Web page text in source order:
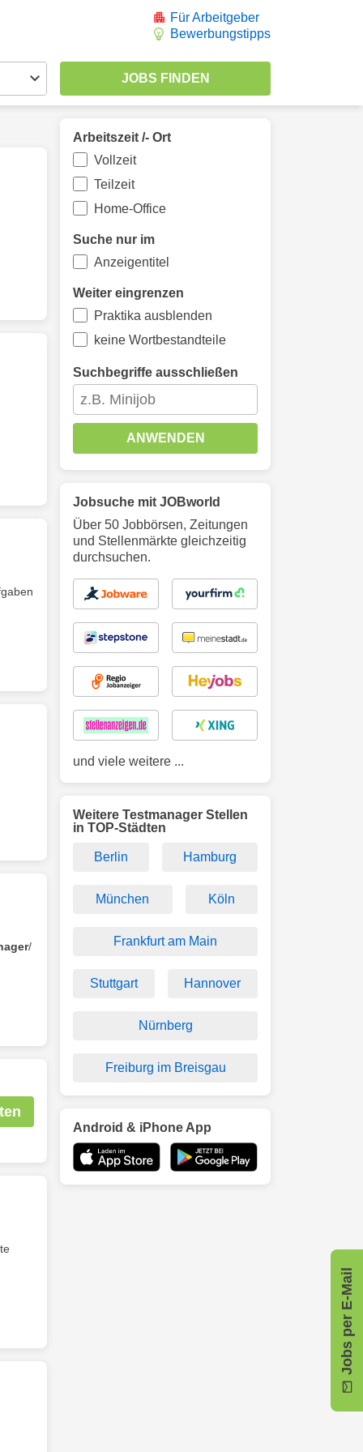
Für Arbeitgeber
Bewerbungstipps
/
Jobs per E-Mail
Arbeitszeit /- Ort
Vollzeit
Teilzeit
Home-Office
Suche nur im
Anzeigentitel
Weiter eingrenzen
Praktika ausblenden
keine Wortbestandteile
Suchbegriffe ausschließen
ANWENDEN
Jobsuche mit JOBworld
Über 50 Jobbörsen, Zeitungen
und Stellenmärkte gleichzeitig
durchsuchen.
und viele weitere ...
Weitere Testmanager Stellen
in TOP-Städten
Berlin Hamburg
München Köln
Frankfurt am Main
Stuttgart Hannover
Nürnberg
Freiburg im Breisgau
Android & iPhone App